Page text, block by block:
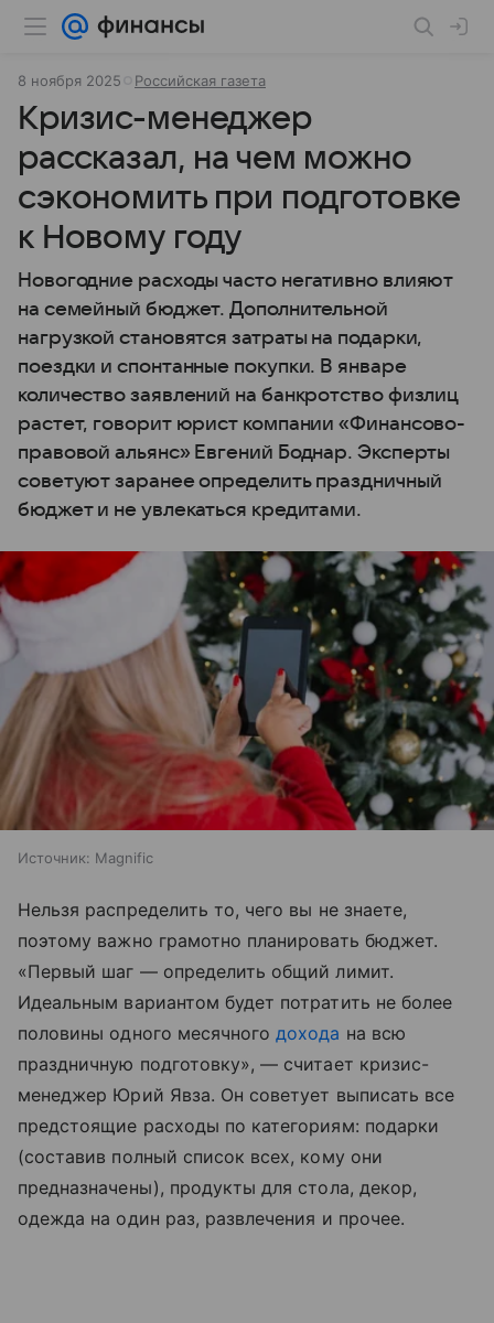
8 ноября 2025 Российская газета
Кризис-менеджер
рассказал, на чем можно
сэкономить при подготовке
к Новому году
Новогодние расходы часто негативно влияют
на семейный бюджет. Дополнительной
нагрузкой становятся затраты на подарки,
поездки и спонтанные покупки. В январе
количество заявлений на банкротство физлиц
растет, говорит юрист компании «Финансово-
правовой альянс» Евгений Боднар. Эксперты
советуют заранее определить праздничный
бюджет и не увлекаться кредитами.
Источник: Magnific
Нельзя распределить то, чего вы не знаете,
поэтому важно грамотно планировать бюджет.
«Первый шаг — определить общий лимит.
Идеальным вариантом будет потратить не более
половины одного месячногодохода на всю
праздничную подготовку», — считает кризис-
менеджер Юрий Явза. Он советует выписать все
предстоящие расходы по категориям: подарки
(составив полный список всех, кому они
предназначены), продукты для стола, декор,
одежда на один раз, развлечения и прочее.